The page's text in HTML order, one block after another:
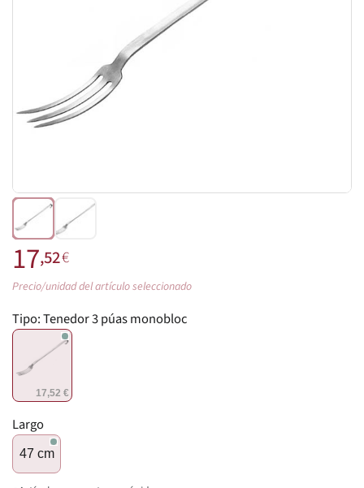
17,52€
Precio/unidad del artículo seleccionado
Tipo:Tenedor 3 púas monobloc
17,52 €
Largo
47 cm